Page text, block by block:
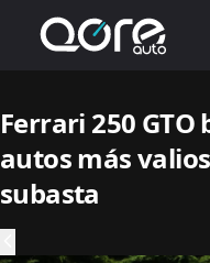
Ferrari 250
autos más
subasta